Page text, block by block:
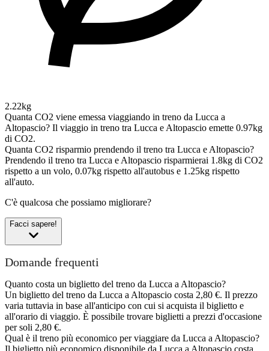
2.22kg
Quanta CO2 viene emessa viaggiando in treno da Lucca a
Altopascio? Il viaggio in treno tra Lucca e Altopascio emette 0.97kg
di CO2.
Quanta CO2 risparmio prendendo il treno tra Lucca e Altopascio?
Prendendo il treno tra Lucca e Altopascio risparmierai 1.8kg di CO2
rispetto a un volo, 0.07kg rispetto all'autobus e 1.25kg rispetto
all'auto.
C'è qualcosa che possiamo migliorare?
Facci sapere!
Domande frequenti
Quanto costa un biglietto del treno da Lucca a Altopascio?
Un biglietto del treno da Lucca a Altopascio costa 2,80 €. Il prezzo
varia tuttavia in base all'anticipo con cui si acquista il biglietto e
all'orario di viaggio. È possibile trovare biglietti a prezzi d'occasione
per soli 2,80 €.
Qual è il treno più economico per viaggiare da Lucca a Altopascio?